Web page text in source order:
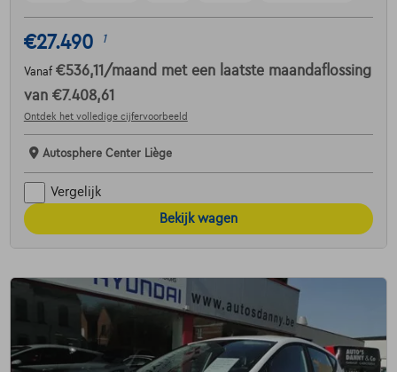
€27.490 1
Vanaf €536,11 /maand met een laatste maandaflossing
van €7.408,61
Ontdek het volledige cijfervoorbeeld
Autosphere Center Liège
Vergelijk
Bekijk wagen